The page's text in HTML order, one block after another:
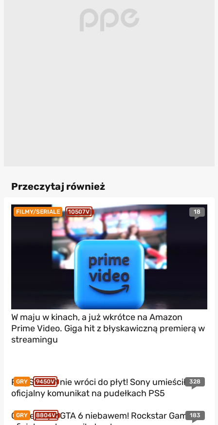
Przeczytaj również
FILMY/SERIALE 10507V 18
W maju w kinach, a już wkrótce na Amazon
Prime Video. Giga hit z błyskawiczną premierą w
streamingu
GRY 9450V 328
PlayStation nie wróci do płyt! Sony umieściło
oficjalny komunikat na pudełkach PS5
GRY 8804V 183
Gameplay z GTA 6 niebawem! Rockstar Games z